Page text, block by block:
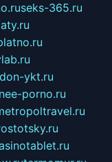
seks-365.ru
don-ykt.ru
porno.ru